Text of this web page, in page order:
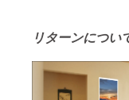
リターンについ